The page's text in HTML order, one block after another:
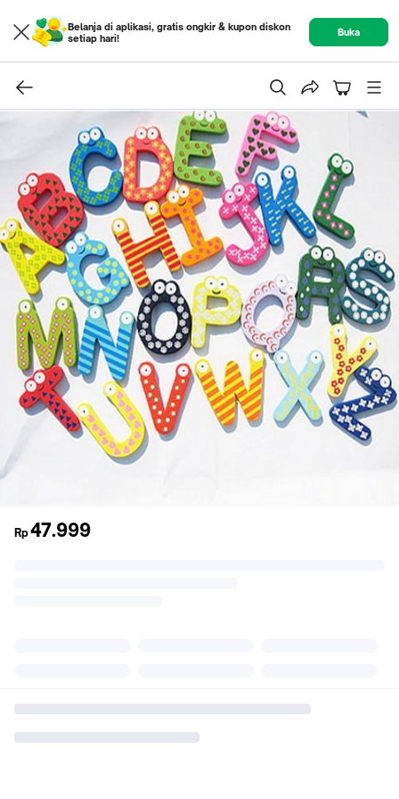
Belanja di aplikasi, gratis ongkir & kupon diskon
setiap hari!
Buka
Rp47.999